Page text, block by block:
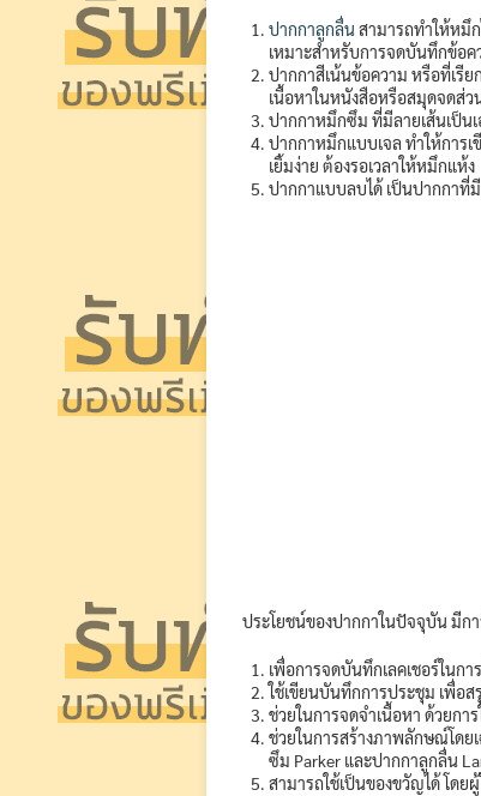
ปากกาลูกลื่นสามารถทำให้หมึ
เหมาะสำหรับการจดบันทึกข้อ
ปากกาสีเน้นข้อความ หรือที่เรี
เนื้อหาในหนังสือหรือสมุดจดส่
ปากกาหมึกซึม ที่มีลายเส้นเป็น
ปากกาหมึกแบบเจล ทำให้การ
เยิ้มง่าย ต้องรอเวลาให้หมึกแห้ง
ปากกาแบบลบได้ เป็นปากกาที่
ประโยชน์ของปากกาในปัจจุบัน มีก
เพื่อการจดบันทึกเลคเชอร์ในก
ใช้เขียนบันทึกการประชุม เพื่อส
ช่วยในการจดจำเนื้อหา ด้วยก
ช่วยในการสร้างภาพลักษณ์โดย
ซึม Parker และปากกาลูกลื่น
สามารถใช้เป็นของขวัญได้ โดย